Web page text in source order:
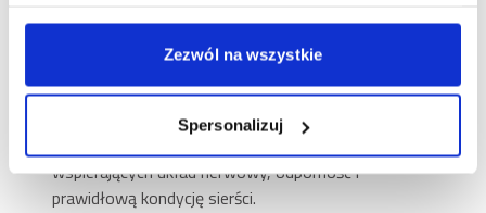
Zezwól na wszystkie
Spersonalizuj
wołowiny – mięso, wątróbkę i serca – czyli bogate
źródło wysokiej jakości białka zwierzęcego,
idealnego do budowy i utrzymania masy mięśniowej.
Dodatek 10% ryby dostarcza z kolei cennych
wspierających układ nerwowy, odporność i
prawidłową kondycję sierści.